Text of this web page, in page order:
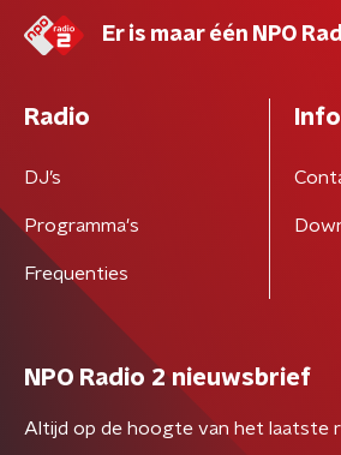
Er is maar één NPO
Radio
DJ’s
Programma's
Frequenties
Info
NPO Radio 2 nieuwsbrief
Altijd op de hoogte van het laatste